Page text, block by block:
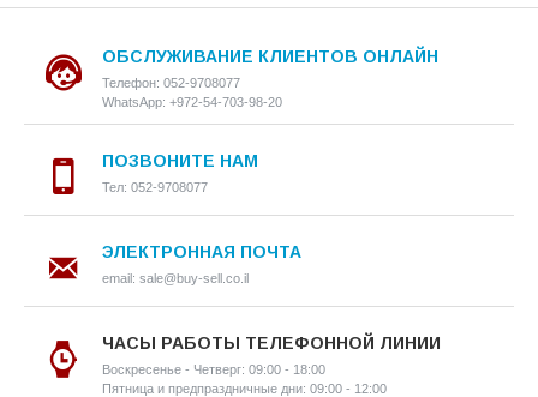
ОБСЛУЖИВАНИЕ КЛИЕНТОВ ОНЛАЙН
Телефон: 052-9708077
WhatsApp: +972-54-703-98-20
ПОЗВОНИТЕ НАМ
Тел: 052-9708077
ЭЛЕКТРОННАЯ ПОЧТА
email: sale@buy-sell.co.il
ЧАСЫ РАБОТЫ ТЕЛЕФОННОЙ ЛИНИИ
Воскресенье - Четверг: 09:00 - 18:00
Пятница и предпраздничные дни: 09:00 - 12:00